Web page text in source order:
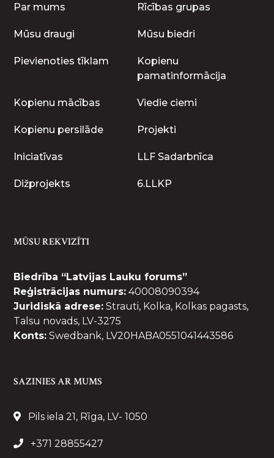
Par mums Rīcības grupas
Mūsu draugi Mūsu biedri
Pievienoties tīklam
Kopienu
pamatinformācija
Kopienu mācības Viedie ciemi
Kopienu persilāde Projekti
Iniciatīvas LLF Sadarbnīca
Dižprojekts 6.LLKP
MŪSU REKVIZĪTI
Biedrība “Latvijas Lauku forums”
Reģistrācijas numurs: 40008090394
Juridiskā adrese: Strauti, Kolka, Kolkas pagasts,
Talsu novads, LV-3275
Konts: Swedbank, LV20HABA0551041443586
SAZINIES AR MUMS
Pils iela 21, Rīga, LV- 1050
+371 28855427